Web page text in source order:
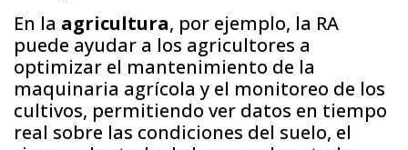
En la agricultura, por ejemplo, la RA
puede ayudar a los agricultores a
optimizar el mantenimiento de la
maquinaria agrícola y el monitoreo de los
cultivos, permitiendo ver datos en tiempo
real sobre las condiciones del suelo, el